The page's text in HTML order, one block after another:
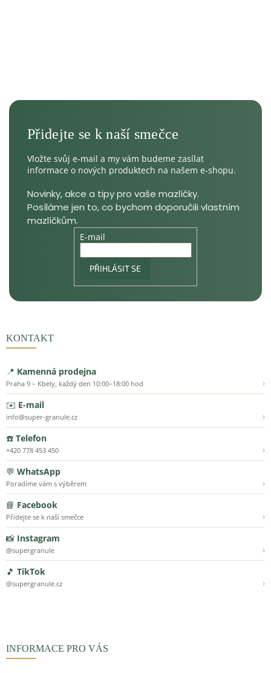
Vložte svůj e-mail a my vám budeme zasílat
informace o nových produktech na našem e-shopu.
E-mail
PŘIHLÁSIT SE
KONTAKT
📍 Kamenná prodejna
Praha 9 – Kbely, každý den 10:00–18:00 hod
›
✉️ E-mail
info@super-granule.cz
›
☎️ Telefon
+420 778 453 450
›
💬 WhatsApp
Poradíme vám s výběrem
›
📘 Facebook
Přidejte se k naší smečce
›
📸 Instagram
@supergranule
›
🎵 TikTok
@supergranule.cz ›
INFORMACE PRO VÁS